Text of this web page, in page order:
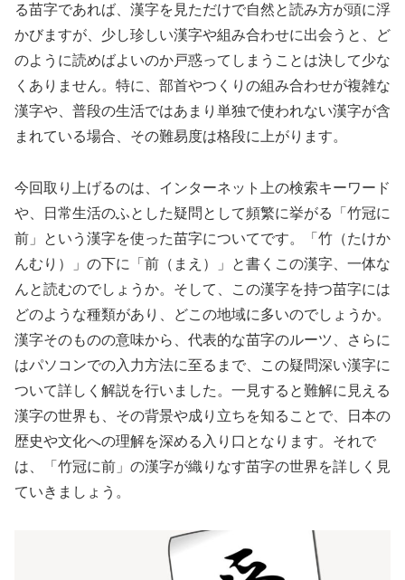
る苗字であれば、漢字を見ただけで自然と読み方が頭に浮
かびますが、少し珍しい漢字や組み合わせに出会うと、ど
のように読めばよいのか戸惑ってしまうことは決して少な
くありません。特に、部首やつくりの組み合わせが複雑な
漢字や、普段の生活ではあまり単独で使われない漢字が含
まれている場合、その難易度は格段に上がります。
今回取り上げるのは、インターネット上の検索キーワード
や、日常生活のふとした疑問として頻繁に挙がる「竹冠に
前」という漢字を使った苗字についてです。「竹（たけか
んむり）」の下に「前（まえ）」と書くこの漢字、一体な
んと読むのでしょうか。そして、この漢字を持つ苗字には
どのような種類があり、どこの地域に多いのでしょうか。
漢字そのものの意味から、代表的な苗字のルーツ、さらに
はパソコンでの入力方法に至るまで、この疑問深い漢字に
ついて詳しく解説を行いました。一見すると難解に見える
漢字の世界も、その背景や成り立ちを知ることで、日本の
歴史や文化への理解を深める入り口となります。それで
は、「竹冠に前」の漢字が織りなす苗字の世界を詳しく見
ていきましょう。